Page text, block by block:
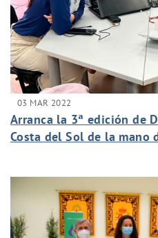
03 MAR 2022
Arranca la 3ª edición de
Costa del Sol de la mano